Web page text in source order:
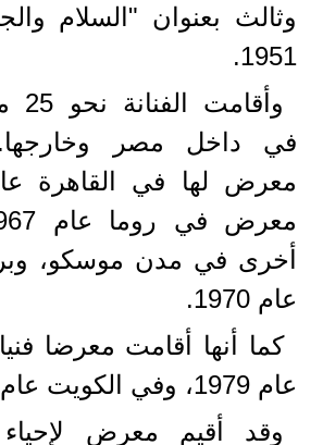
وثالث بعنوان "السلام
1951.
في داخل مصر
أخرى في مدن موسكو،
عام 1970.
كما أنها أقامت معرضا
عام 1979، وفي الكويت عام 1981.
وقد أقيم معرض لإحياء